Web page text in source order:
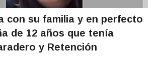
con su familia y en perfecto
de 12 años que tenía
y Retención